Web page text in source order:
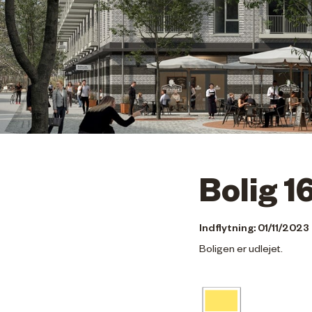
Bolig
Indflytning: 01/11/2023
Boligen er udlejet.